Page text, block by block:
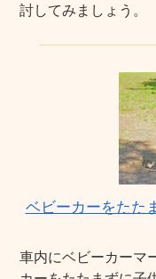
討してみましょう。
ベビーカーをたた
車内にベビーカーマ